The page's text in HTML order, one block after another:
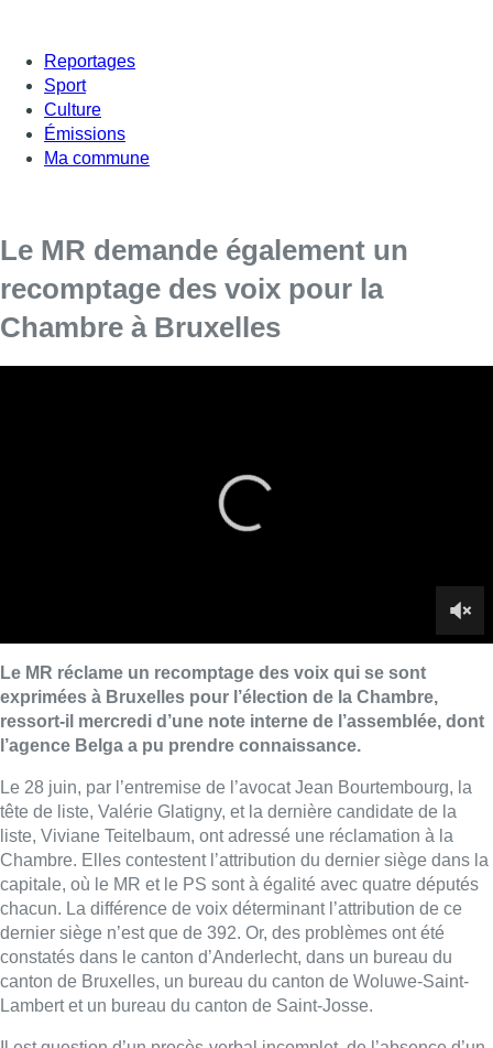
Reportages
Sport
Culture
Émissions
Ma commune
Le MR demande également un
recomptage des voix pour la
Chambre à Bruxelles
Le 28 juin, par l’entremise de l’avocat Jean Bourtembourg, la
tête de liste, Valérie Glatigny, et la dernière candidate de la
capitale, où le MR et le PS sont à égalité avec quatre députés
chacun. La différence de voix déterminant l’attribution de ce
dernier siège n’est que de 392. Or, des problèmes ont été
constatés dans le canton d’Anderlecht, dans un bureau du
canton de Bruxelles, un bureau du canton de Woluwe-Saint-
Lambert et un bureau du canton de Saint-Josse.
Il est question d’un procès-verbal incomplet, de l’absence d’un
procès-verbal ou de l’absence d’observation relative à un
bureau dans un procès-verbal. Le MR invoque également la
distribution d’une carte électronique permettant à des électeurs
de moins de 18 ans de voter pour d’autres scrutins que celui du
Parlement européen, un dysfonctionnement relevé par le
Collège d’experts chargés du contrôle du vote électronique. La
Chambre tiendra jeudi sa première séance plénière durant
laquelle elle installera les commissions de vérification des
pouvoirs, chargées de valider des résultats électoraux. Il
incombera à celles-ci de se prononcer dans un délai d’une